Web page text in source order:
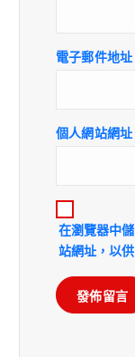
電子郵件地址
個人網站網址
在瀏覽器中
站網址，以